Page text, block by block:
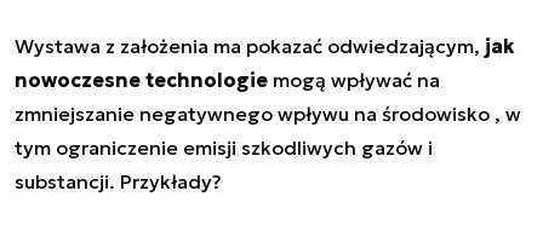
Wystawa z założenia ma pokazać odwiedzającym, jak
nowoczesne technologie mogą wpływać na
zmniejszanie negatywnego wpływu na środowisko , w
tym ograniczenie emisji szkodliwych gazów i
substancji. Przykłady?